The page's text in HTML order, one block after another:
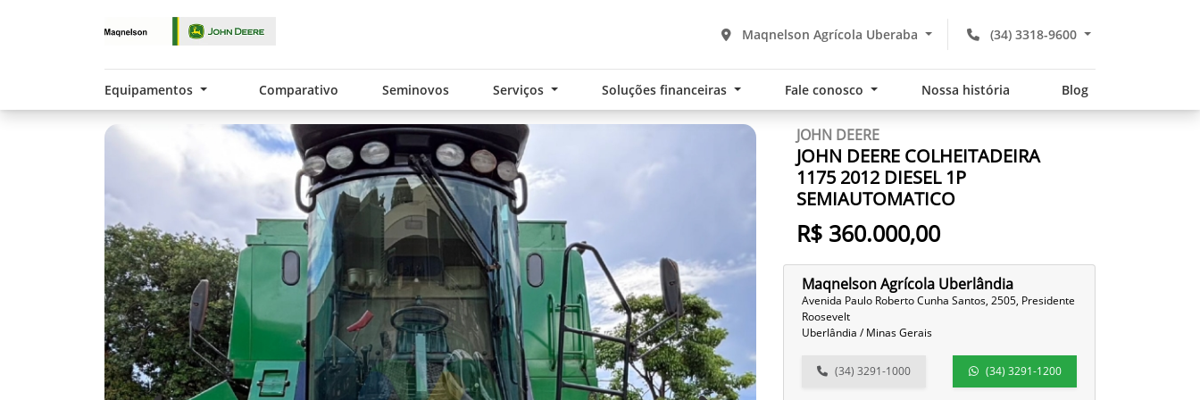
(34) 3318-9600
Maqnelson Agrícola Uberaba
Equipamentos Comparativo Seminovos Serviços Soluções financeiras Fale conosco Nossa história Blog
JOHN DEERE
JOHN DEERE COLHEITADEIRA
1175 2012 DIESEL 1P
SEMIAUTOMATICO
R$ 360.000,00
Maqnelson Agrícola Uberlândia
Avenida Paulo Roberto Cunha Santos, 2505, Presidente
Roosevelt
Uberlândia / Minas Gerais
(34) 3291-1000 (34) 3291-1200